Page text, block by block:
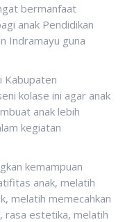
bermanfaat
anak Pendidikan
Indramayu guna
Kabupaten
kolase ini agar anak
anak lebih
kegiatan
kemampuan
anak, melatih
melatih memecahkan
rasa estetika, melatih